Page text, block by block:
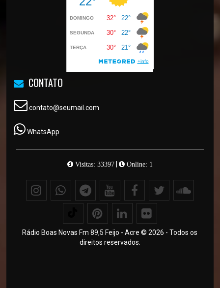
CONTATO
contato@seumail.com
WhatsApp
Visitas: 33397| Online: 1
Rádio Boas Novas Fm 89,5 Feijo - Acre © 2026 - Todos os
direitos reservados.